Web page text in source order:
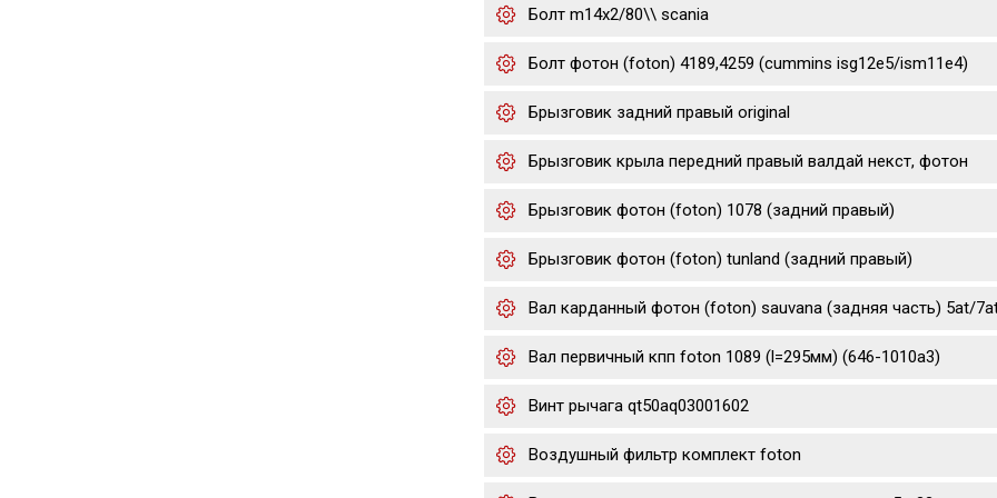
Болт m14x2/80\\ scania
Болт фотон (foton) 4189,4259 (cummins isg12e5/ism11e4)
Брызговик задний правый original
Брызговик крыла передний правый валдай некст, фотон
Брызговик фотон (foton) 1078 (задний правый)
Брызговик фотон (foton) tunland (задний правый)
Вал карданный фотон (foton) sauvana (задняя часть) 5at/
Вал первичный кпп foton 1089 (l=295мм) (646-1010a3)
Винт рычага qt50aq03001602
Воздушный фильтр комплект foton